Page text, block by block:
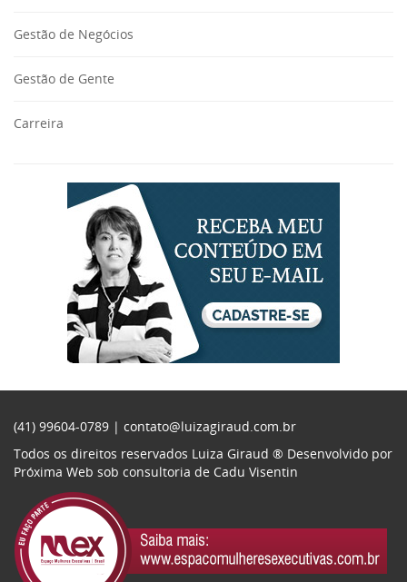
Gestão de Negócios
Gestão de Gente
Carreira
(41) 99604-0789 | contato@luizagiraud.com.br
Todos os direitos reservados Luiza Giraud ® Desenvolvido por
Próxima Web sob consultoria de Cadu Visentin